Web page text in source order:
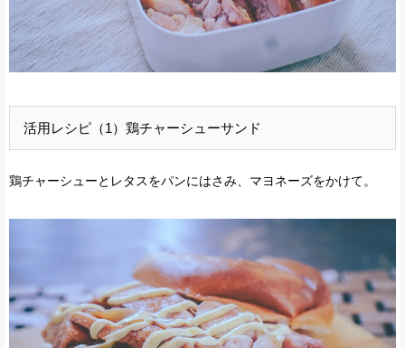
活用レシピ（1）鶏チャーシューサンド
鶏チャーシューとレタスをパンにはさみ、マヨネーズをかけて。